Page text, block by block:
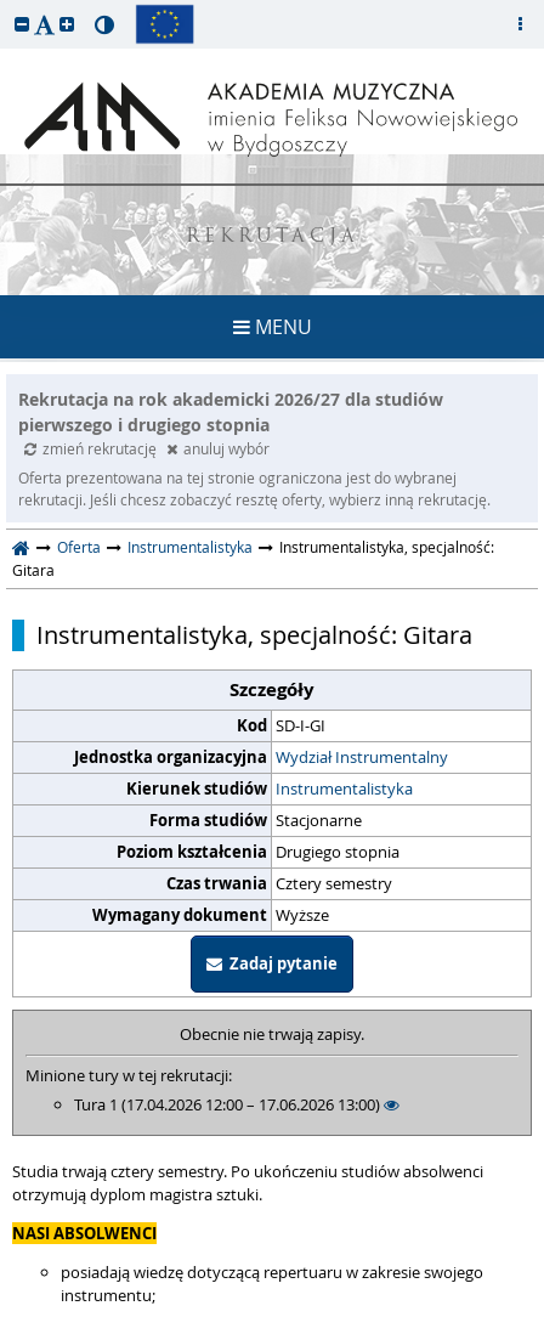
REKRUTACJA
MENU
Rekrutacja na rok akademicki 2026/27 dla studiów
pierwszego i drugiego stopnia
zmień rekrutację
anuluj wybór
Oferta prezentowana na tej stronie ograniczona jest do wybranej
rekrutacji. Jeśli chcesz zobaczyć resztę oferty, wybierz inną rekrutację.
Oferta Instrumentalistyka
Instrumentalistyka, specjalność:
Gitara
Instrumentalistyka, specjalność: Gitara
Szczegóły
Kod SD-I-GI
Jednostka organizacyjna Wydział Instrumentalny
Kierunek studiów Instrumentalistyka
Forma studiów Stacjonarne
Poziom kształcenia Drugiego stopnia
Czas trwania Cztery semestry
Wymagany dokument Wyższe
Zadaj pytanie
Obecnie nie trwają zapisy.
Minione tury w tej rekrutacji:
Tura 1 (17.04.2026 12:00 – 17.06.2026 13:00)
Studia trwają cztery semestry. Po ukończeniu studiów absolwenci
otrzymują dyplom magistra sztuki.
NASI ABSOLWENCI
posiadają wiedzę dotyczącą repertuaru w zakresie swojego
instrumentu;